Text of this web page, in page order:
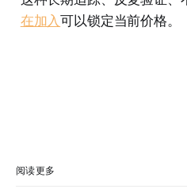
在加入可以锁定当前价格。
阅读更多